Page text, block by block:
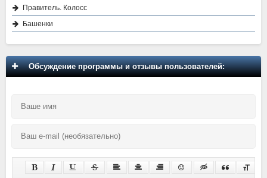
Правитель. Колосс
Башенки
Обсуждение программы и отзывы пользователей: